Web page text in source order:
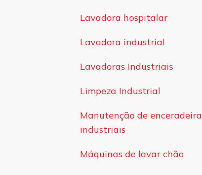
Lavadora hospitalar
Lavadora industrial
Lavadoras Industriais
Limpeza Industrial
Manutenção de
industriais
Máquinas de lavar chão